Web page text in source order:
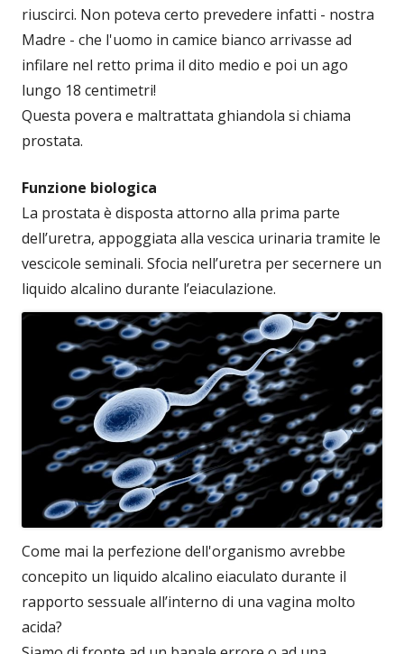
riuscirci. Non poteva certo prevedere infatti - nostra
Madre - che l'uomo in camice bianco arrivasse ad
infilare nel retto prima il dito medio e poi un ago
lungo 18 centimetri!
Questa povera e maltrattata ghiandola si chiama
prostata.
Funzione biologica
La prostata è disposta attorno alla prima parte
dell’uretra, appoggiata alla vescica urinaria tramite le
vescicole seminali. Sfocia nell’uretra per secernere un
liquido alcalino durante l’eiaculazione.
Come mai la perfezione dell'organismo avrebbe
concepito un liquido alcalino eiaculato durante il
rapporto sessuale all’interno di una vagina molto
acida?